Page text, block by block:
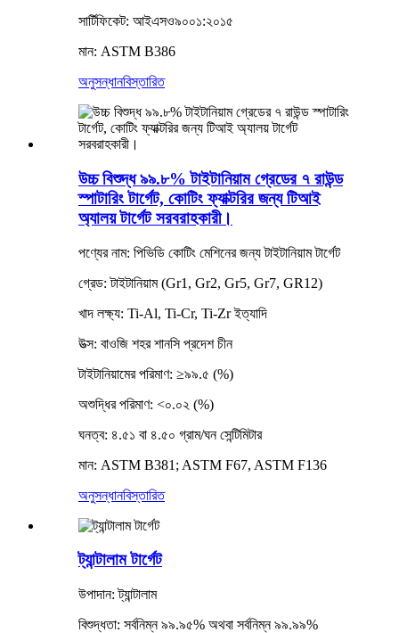
সার্টিফিকেট: আইএসও৯০০১:২০১৫
মান: ASTM B386
অনুসন্ধানবিস্তারিত
উচ্চ বিশুদ্ধ ৯৯.৮% টাইটানিয়াম গ্রেডের ৭ রাউন্ড
স্পাটারিং টার্গেট, কোটিং ফ্যাক্টরির জন্য টিআই
অ্যালয় টার্গেট সরবরাহকারী।
পণ্যের নাম: পিভিডি কোটিং মেশিনের জন্য টাইটানিয়াম টার্গেট
গ্রেড: টাইটানিয়াম (Gr1, Gr2, Gr5, Gr7, GR12)
খাদ লক্ষ্য: Ti-Al, Ti-Cr, Ti-Zr ইত্যাদি
উত্স: বাওজি শহর শানসি প্রদেশ চীন
টাইটানিয়ামের পরিমাণ: ≥৯৯.৫ (%)
অশুদ্ধির পরিমাণ: <০.০২ (%)
ঘনত্ব: ৪.৫১ বা ৪.৫০ গ্রাম/ঘন সেন্টিমিটার
মান: ASTM B381; ASTM F67, ASTM F136
অনুসন্ধানবিস্তারিত
ট্যান্টালাম টার্গেট
উপাদান: ট্যান্টালাম
বিশুদ্ধতা: সর্বনিম্ন ৯৯.৯৫% অথবা সর্বনিম্ন ৯৯.৯৯%